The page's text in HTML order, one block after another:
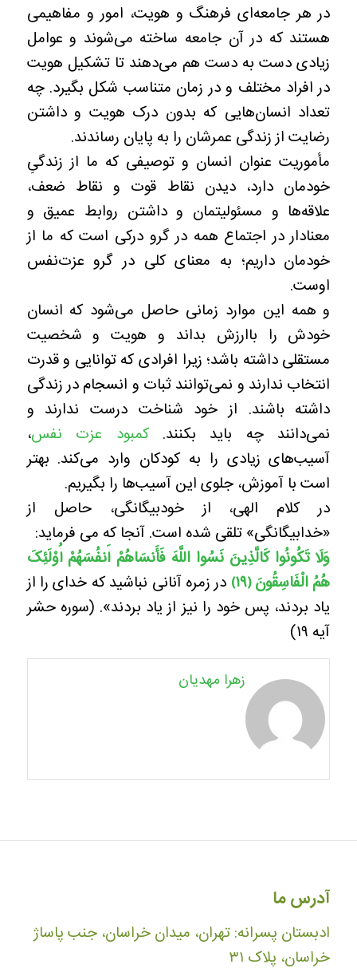
در هر جامعه‌ای فرهنگ و هویت، امور و مفاهیمی
هستند که در آن جامعه ساخته می‌شوند و عوامل
زیادی دست به دست هم می‌دهند تا تشکیل هویت
در افراد مختلف و در زمان متناسب شکل بگیرد. چه
تعداد انسان‌هایی که بدون درک هویت و داشتن
رضایت از زندگی عمرشان را به پایان رساندند.
مأموریت عنوان انسان و توصیفی که ما از زندگی‌ِ
خودمان دارد، دیدن نقاط قوت و نقاط ضعف،
علاقه‌ها و مسئولیتمان و داشتن روابط عمیق و
معنادار در اجتماع همه در گرو درکی است که ما از
خودمان داریم؛ به معنای کلی در گرو عزت‌نفس
اوست.
و همه این موارد زمانی حاصل می‌شود که انسان
خودش را باارزش بداند و هویت و شخصیت
مستقلی داشته باشد؛ زیرا افرادی که توانایی و قدرت
انتخاب ندارند و نمی‌توانند ثبات و انسجام در زندگی
داشته باشند. از خود شناخت درست ندارند و
نمی‌دانند چه باید بکنند.کمبود عزت نفس،
آسیب‌های زیادی را به کودکان وارد می‌کند. بهتر
است با آموزش، جلوی این آسیب‌ها را بگیریم.
در کلام الهی، از خودبیگانگی، حاصل از
«خدابیگانگی» تلقی شده است. آنجا که می ‌فرماید:
وَلَا تَکُونُوا کَالَّذِینَ نَسُوا اللَّهَ فَأَنسَاهُمْ أَنفُسَهُمْ أُوْلَئِکَ
هُمُ الْفَاسِقُونَ﴿۱۹﴾ در زمره آنانی نباشید که خدای را از
یاد بردند، پس خود را نیز از یاد بردند». (سوره حشر
آیه ۱۹)
زهرا مهدیان
آدرس ما
ادبستان پسرانه: تهران، میدان خراسان، جنب پاساژ
خراسان، پلاک ۳۱